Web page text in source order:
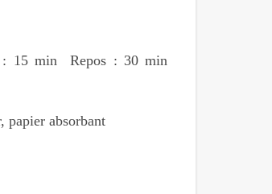
: 15 min Repos : 30 min
papier absorbant